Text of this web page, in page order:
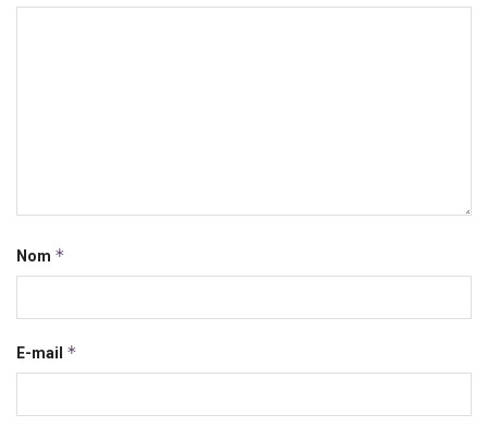
Nom *
E-mail *